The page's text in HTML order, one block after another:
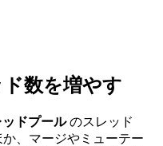
数を増やす
ドプールのスレッド
、マージやミューテー